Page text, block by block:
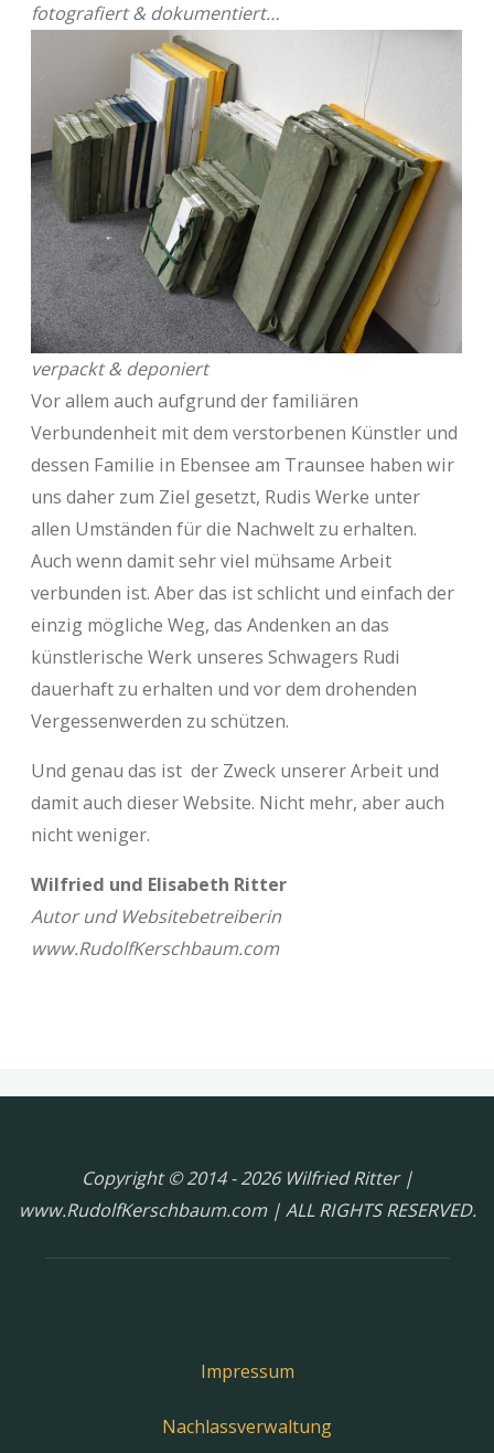
fotografiert & dokumentiert…
verpackt & deponiert
Vor allem auch aufgrund der familiären
Verbundenheit mit dem verstorbenen Künstler und
dessen Familie in Ebensee am Traunsee haben wir
uns daher zum Ziel gesetzt, Rudis Werke unter
allen Umständen für die Nachwelt zu erhalten.
Auch wenn damit sehr viel mühsame Arbeit
verbunden ist. Aber das ist schlicht und einfach der
einzig mögliche Weg, das Andenken an das
künstlerische Werk unseres Schwagers Rudi
dauerhaft zu erhalten und vor dem drohenden
Vergessenwerden zu schützen.
Und genau das ist der Zweck unserer Arbeit und
damit auch dieser Website. Nicht mehr, aber auch
nicht weniger.
Wilfried und Elisabeth Ritter
Autor und Websitebetreiberin
www.RudolfKerschbaum.com
Copyright © 2014 - 2026 Wilfried Ritter |
www.RudolfKerschbaum.com | ALL RIGHTS RESERVED.
Impressum
Nachlassverwaltung